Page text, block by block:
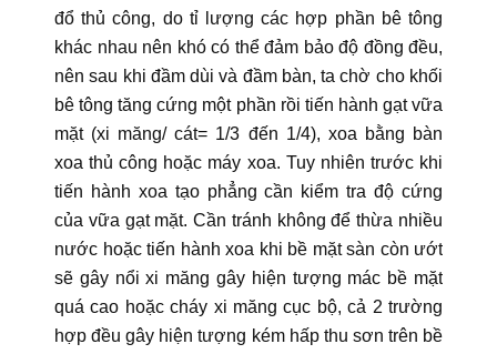
đổ thủ công, do tỉ lượng các hợp phần bê tông
khác nhau nên khó có thể đảm bảo độ đồng đều,
nên sau khi đầm dùi và đầm bàn, ta chờ cho khối
bê tông tăng cứng một phần rồi tiến hành gạt vữa
mặt (xi măng/ cát= 1/3 đến 1/4), xoa bằng bàn
xoa thủ công hoặc máy xoa. Tuy nhiên trước khi
tiến hành xoa tạo phẳng cần kiểm tra độ cứng
của vữa gạt mặt. Cần tránh không để thừa nhiều
nước hoặc tiến hành xoa khi bề mặt sàn còn ướt
sẽ gây nổi xi măng gây hiện tượng mác bề mặt
quá cao hoặc cháy xi măng cục bộ, cả 2 trường
hợp đều gây hiện tượng kém hấp thu sơn trên bề